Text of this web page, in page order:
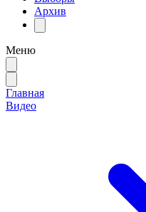
Архив
Меню
Главная
Видео